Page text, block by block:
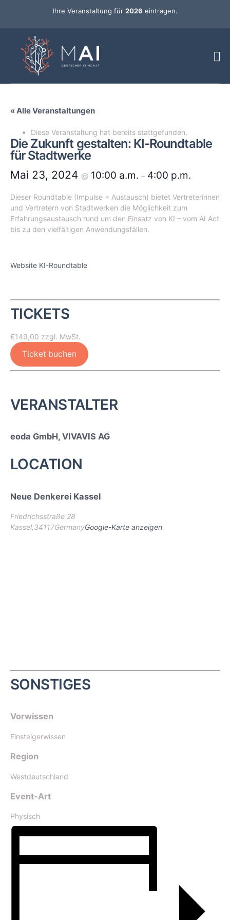
Ihre Veranstaltung für 2026 eintragen.
« Alle Veranstaltungen
Diese Veranstaltung hat bereits stattgefunden.
Die Zukunft gestalten: KI-Roundtable
für Stadtwerke
Mai 23, 2024 @ 10:00 a.m. – 4:00 p.m.
Dieser Roundtable (Impulse + Austausch) bietet Vertreterinnen
und Vertretern von Stadtwerken die Möglichkeit zum
Erfahrungsaustausch rund um den Einsatz von KI – vom AI Act
bis zu den vielfältigen Anwendungsfällen.
Website KI-Roundtable
TICKETS
€149,00 zzgl. MwSt.
Ticket buchen
VERANSTALTER
eoda GmbH, VIVAVIS AG
LOCATION
Neue Denkerei Kassel
Friedrichsstraße 28
Kassel,34117GermanyGoogle-Karte anzeigen
SONSTIGES
Vorwissen
Einsteigerwissen
Region
Westdeutschland
Event-Art
Physisch